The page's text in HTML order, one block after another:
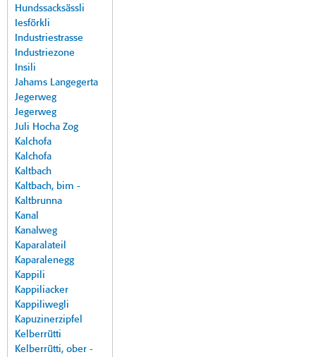
Hundssacksässli
Iesförkli
Industriestrasse
Industriezone
Insili
Jahams Langegerta
Jegerweg
Jegerweg
Juli Hocha Zog
Kalchofa
Kalchofa
Kaltbach
Kaltbach, bim -
Kaltbrunna
Kanal
Kanalweg
Kaparalateil
Kaparalenegg
Kappili
Kappiliacker
Kappiliwegli
Kapuzinerzipfel
Kelberrütti
Kelberrütti, ober -